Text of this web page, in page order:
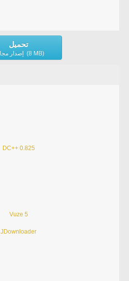
تحميل
إصدار مجاني (8 MB)
DC++ 0.825
Vuze 5
JDownloader